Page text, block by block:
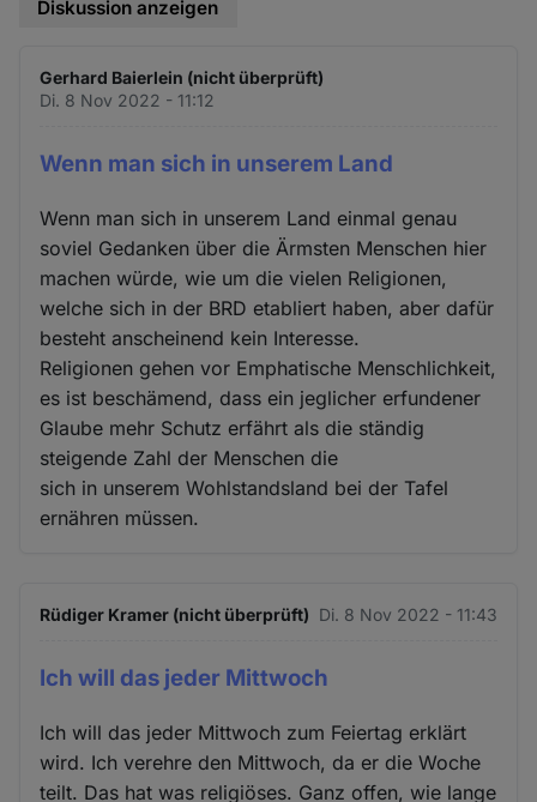
Diskussion anzeigen
Gerhard Baierlein (nicht überprüft)
Di. 8 Nov 2022 - 11:12
Wenn man sich in unserem Land
Wenn man sich in unserem Land einmal genau
soviel Gedanken über die Ärmsten Menschen hier
machen würde, wie um die vielen Religionen,
welche sich in der BRD etabliert haben, aber dafür
besteht anscheinend kein Interesse.
Religionen gehen vor Emphatische Menschlichkeit,
es ist beschämend, dass ein jeglicher erfundener
Glaube mehr Schutz erfährt als die ständig
steigende Zahl der Menschen die
sich in unserem Wohlstandsland bei der Tafel
ernähren müssen.
Rüdiger Kramer (nicht überprüft) Di. 8 Nov 2022 - 11:43
Ich will das jeder Mittwoch
Ich will das jeder Mittwoch zum Feiertag erklärt
wird. Ich verehre den Mittwoch, da er die Woche
teilt. Das hat was religiöses. Ganz offen, wie lange